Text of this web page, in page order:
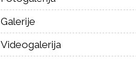
Galerije
Videogalerija